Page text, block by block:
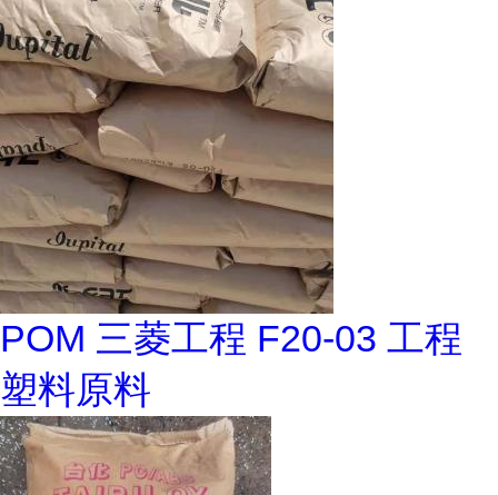
POM 三菱工程 F20-03 工程
塑料原料